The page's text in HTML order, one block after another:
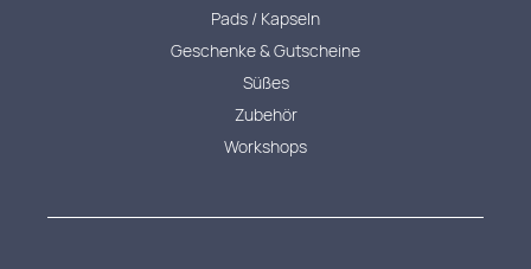
Pads / Kapseln
Geschenke & Gutscheine
Süßes
Zubehör
Workshops